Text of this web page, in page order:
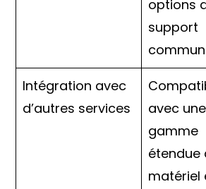
options
support
Intégration avec
d’autres services
avec une
gamme
étendue
matériel